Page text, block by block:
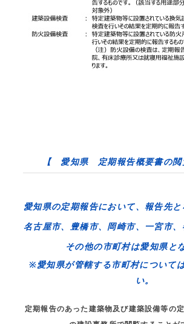
【 愛知県 定期報告概要書の閲
愛知県の定期報告において、報告先と
名古屋市、豊橋市、岡崎市、一宮市
その他の市町村は愛知県 と
※愛知県が管轄する市町村について
い。
定期報告のあった建築物及び建築設備等の